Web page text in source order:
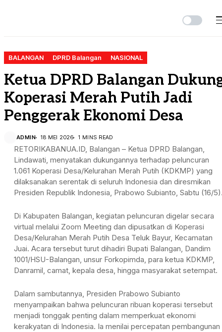
BALANGAN DPRD Balangan NASIONAL
Ketua DPRD Balangan
Koperasi Merah Putih Jadi
Penggerak Ekonomi Desa
ADMIN 18 MEI 2026 1 MINS READ
RETORIKABANUA.ID, Balangan – Ketua DPRD Balangan,
Lindawati, menyatakan dukungannya terhadap peluncuran
1.061 Koperasi Desa/Kelurahan Merah Putih (KDKMP) yang
dilaksanakan serentak di seluruh Indonesia dan diresmikan
Presiden Republik Indonesia, Prabowo Subianto, Sabtu (16/
Di Kabupaten Balangan, kegiatan peluncuran digelar secara
virtual melalui Zoom Meeting dan dipusatkan di Koperasi
Desa/Kelurahan Merah Putih Desa Teluk Bayur, Kecamatan
Juai. Acara tersebut turut dihadiri Bupati Balangan, Dandim
1001/HSU-Balangan, unsur Forkopimda, para ketua KDKMP,
Danramil, camat, kepala desa, hingga masyarakat setempat.
Dalam sambutannya, Presiden Prabowo Subianto
menyampaikan bahwa peluncuran ribuan koperasi tersebut
menjadi tonggak penting dalam memperkuat ekonomi
kerakyatan di Indonesia. Ia menilai percepatan pembangunan